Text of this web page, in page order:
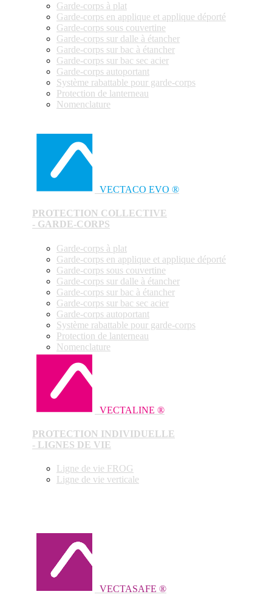
Garde-corps à plat
Garde-corps en applique et applique déporté
Garde-corps sous couvertine
Garde-corps sur dalle à étancher
Garde-corps sur bac à étancher
Garde-corps sur bac sec acier
Garde-corps autoportant
Système rabattable pour garde-corps
Protection de lanterneau
Nomenclature
VECTACO EVO ®
PROTECTION COLLECTIVE
- GARDE-CORPS
Garde-corps à plat
Garde-corps en applique et applique déporté
Garde-corps sous couvertine
Garde-corps sur dalle à étancher
Garde-corps sur bac à étancher
Garde-corps sur bac sec acier
Garde-corps autoportant
Système rabattable pour garde-corps
Protection de lanterneau
Nomenclature
VECTALINE ®
PROTECTION INDIVIDUELLE
- LIGNES DE VIE
Ligne de vie FROG
Ligne de vie verticale
VECTASAFE ®